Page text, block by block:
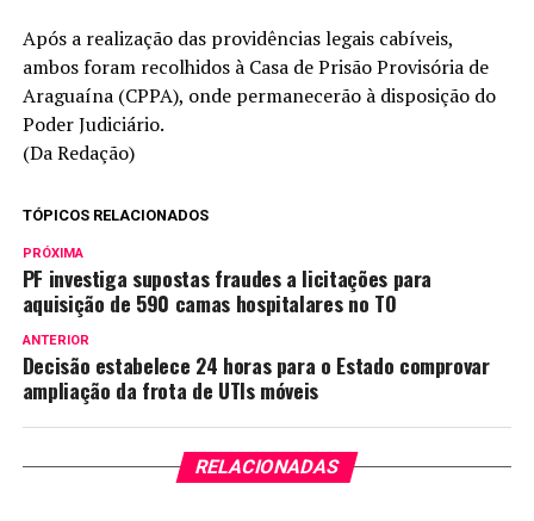
Após a realização das providências legais cabíveis,
ambos foram recolhidos à Casa de Prisão Provisória de
Araguaína (CPPA), onde permanecerão à disposição do
Poder Judiciário.
(Da Redação)
TÓPICOS RELACIONADOS
PRÓXIMA
PF investiga supostas fraudes a licitações para
aquisição de 590 camas hospitalares no TO
ANTERIOR
Decisão estabelece 24 horas para o Estado comprovar
ampliação da frota de UTIs móveis
RELACIONADAS